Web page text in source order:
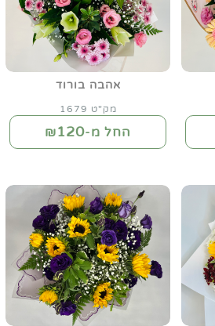
אהבה בורוד
מק"ט 1679
החל מ-₪120